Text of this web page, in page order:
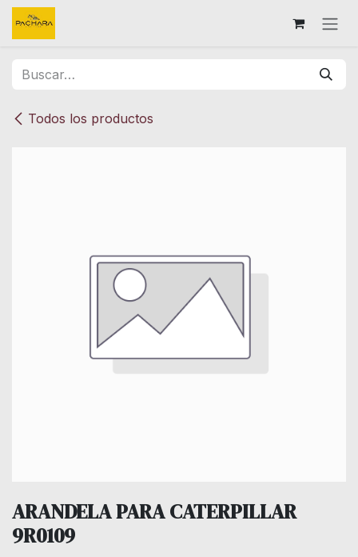
Ir al contenido
Todos los productos
ARANDELA PARA CATERPILLAR
9R0109